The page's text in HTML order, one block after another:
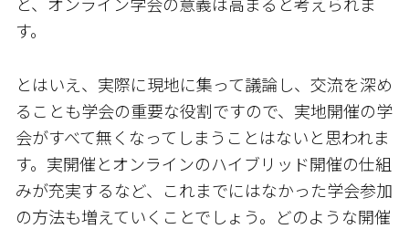
す。
とはいえ、実際に現地に集って議論し、交流を深め
ることも学会の重要な役割ですので、実地開催の学
会がすべて無くなってしまうことはないと思われま
す。実開催とオンラインのハイブリッド開催の仕組
みが充実するなど、これまでにはなかった学会参加
の方法も増えていくことでしょう。どのような開催